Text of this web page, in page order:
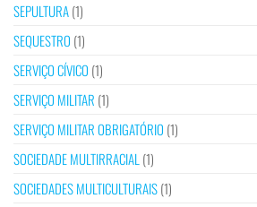
SEPULTURA(1)
SEQUESTRO (1)
SERVIÇO CÍVICO (1)
SERVIÇO MILITAR (1)
SERVIÇO MILITAR OBRIGATÓRIO (1)
SOCIEDADE MULTIRRACIAL (1)
SOCIEDADES MULTICULTURAIS(1)